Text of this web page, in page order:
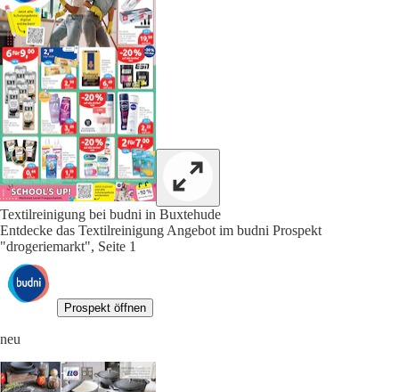
Textilreinigung bei budni in Buxtehude
Entdecke das Textilreinigung Angebot im budni Prospekt
"drogeriemarkt", Seite 1
Prospekt öffnen
neu